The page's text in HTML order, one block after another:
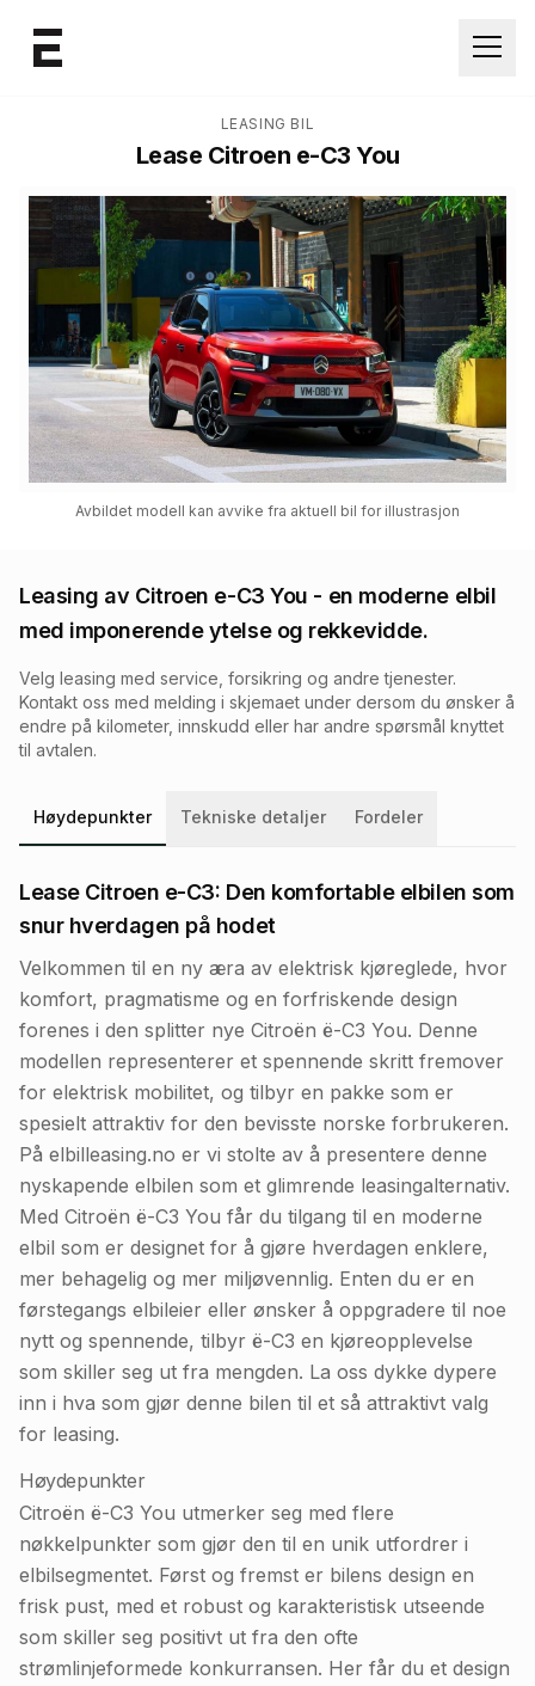
LEASING BIL
Lease Citroen e-C3 You
Avbildet modell kan avvike fra aktuell bil for illustrasjon
Leasing av Citroen e-C3 You - en moderne elbil
med imponerende ytelse og rekkevidde.
Velg leasing med service, forsikring og andre tjenester.
Kontakt oss med melding i skjemaet under dersom du ønsker å
endre på kilometer, innskudd eller har andre spørsmål knyttet
til avtalen.
Høydepunkter Tekniske detaljer Fordeler
Lease Citroen e-C3: Den komfortable elbilen som
snur hverdagen på hodet
Velkommen til en ny æra av elektrisk kjøreglede, hvor
komfort, pragmatisme og en forfriskende design
forenes i den splitter nye Citroën ë-C3 You. Denne
modellen representerer et spennende skritt fremover
for elektrisk mobilitet, og tilbyr en pakke som er
spesielt attraktiv for den bevisste norske forbrukeren.
På elbilleasing.no er vi stolte av å presentere denne
nyskapende elbilen som et glimrende leasingalternativ.
Med Citroën ë-C3 You får du tilgang til en moderne
elbil som er designet for å gjøre hverdagen enklere,
mer behagelig og mer miljøvennlig. Enten du er en
førstegangs elbileier eller ønsker å oppgradere til noe
nytt og spennende, tilbyr ë-C3 en kjøreopplevelse
som skiller seg ut fra mengden. La oss dykke dypere
inn i hva som gjør denne bilen til et så attraktivt valg
for leasing.
Høydepunkter
Citroën ë-C3 You utmerker seg med flere
nøkkelpunkter som gjør den til en unik utfordrer i
elbilsegmentet. Først og fremst er bilens design en
frisk pust, med et robust og karakteristisk utseende
som skiller seg positivt ut fra den ofte
strømlinjeformede konkurransen. Her får du et design